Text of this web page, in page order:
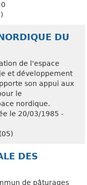
DU
de l'espace
et développement
son appui aux
le
nordique.
le 20/03/1985 -
DES
de pâturages